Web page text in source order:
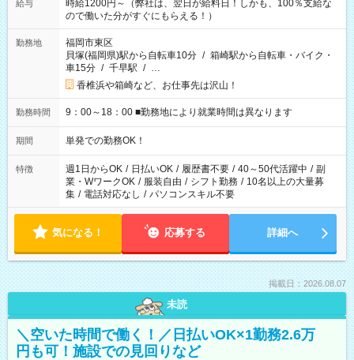
給与
時給1200円～（弊社は、翌日が給料日！しかも、100％支給な
ので働いた分がすぐにもらえる！）
勤務地
福岡市東区
貝塚(福岡県)駅から自転車10分 / 箱崎駅から自転車・バイク・
車15分 / 千早駅 / …
香椎浜や箱崎など、お仕事先は沢山！
勤務時間 9：00～18：00 ■勤務地により就業時間は異なります
期間 単発での勤務OK！
特徴 週1日からOK / 日払いOK / 履歴書不要 / 40～50代活躍中 / 副
業・WワークOK / 服装自由 / シフト勤務 / 10名以上の大量募
集 / 電話対応なし / パソコンスキル不要
気になる！ 応募する 詳細へ
掲載日：2026.08.07
未読
＼空いた時間で働く！／日払いOK×1勤務2.6万
円も可！施設での見回りなど